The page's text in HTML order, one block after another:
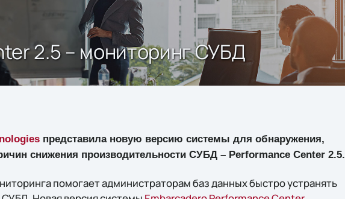
2.5 – мониторинг СУБД
представила новую версию системы для обнаружения,
снижения производительности СУБД – Performance Center 2.5.
помогает администраторам баз данных быстро устранять